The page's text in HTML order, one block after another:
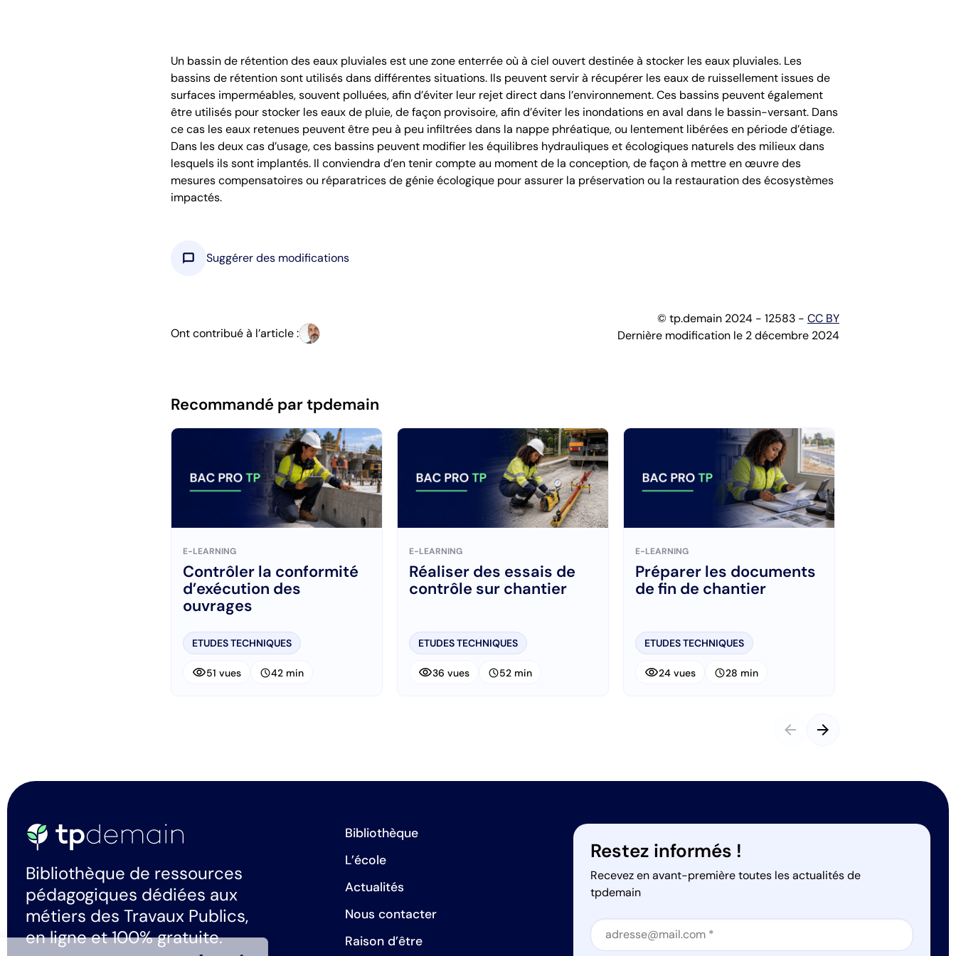
Un bassin de rétention des eaux pluviales est une zone enterrée où à ciel ouvert destinée à stocker les eaux pluviales. Les
bassins de rétention sont utilisés dans différentes situations. Ils peuvent servir à récupérer les eaux de ruissellement issues de
surfaces imperméables, souvent polluées, afin d’éviter leur rejet direct dans l’environnement. Ces bassins peuvent également
être utilisés pour stocker les eaux de pluie, de façon provisoire, afin d’éviter les inondations en aval dans le bassin-versant. Dans
ce cas les eaux retenues peuvent être peu à peu infiltrées dans la nappe phréatique, ou lentement libérées en période d’étiage.
Dans les deux cas d’usage, ces bassins peuvent modifier les équilibres hydrauliques et écologiques naturels des milieux dans
lesquels ils sont implantés. Il conviendra d’en tenir compte au moment de la conception, de façon à mettre en œuvre des
mesures compensatoires ou réparatrices de génie écologique pour assurer la préservation ou la restauration des écosystèmes
impactés.
chat_bubble Suggérer des modifications
Ont contribué à l’article :
© tp.demain 2024 - 12583 - CC BY
Dernière modification le 2 décembre 2024
Recommandé par tpdemain
E-LEARNING
Contrôler la conformité
d’exécution des
ouvrages
ETUDES TECHNIQUES
visibility51 vues schedule42 min
E-LEARNING
Réaliser des essais de
contrôle sur chantier
ETUDES TECHNIQUES
visibility36 vues schedule52 min
E-LEARNING
Préparer les documents
de fin de chantier
ETUDES TECHNIQUES
visibility24 vues schedule28 min
arrow_back arrow_forward
Bibliothèque de ressources
pédagogiques dédiées aux
métiers des Travaux Publics,
en ligne et 100% gratuite.
Bibliothèque
L’école
Actualités
Nous contacter
Raison d’être
Restez informés !
Recevez en avant-première toutes les actualités de
tpdemain
Section